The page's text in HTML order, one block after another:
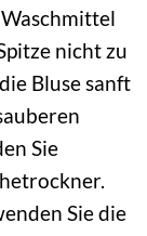
nicht zu
Bluse sanft
Sie
Sie die